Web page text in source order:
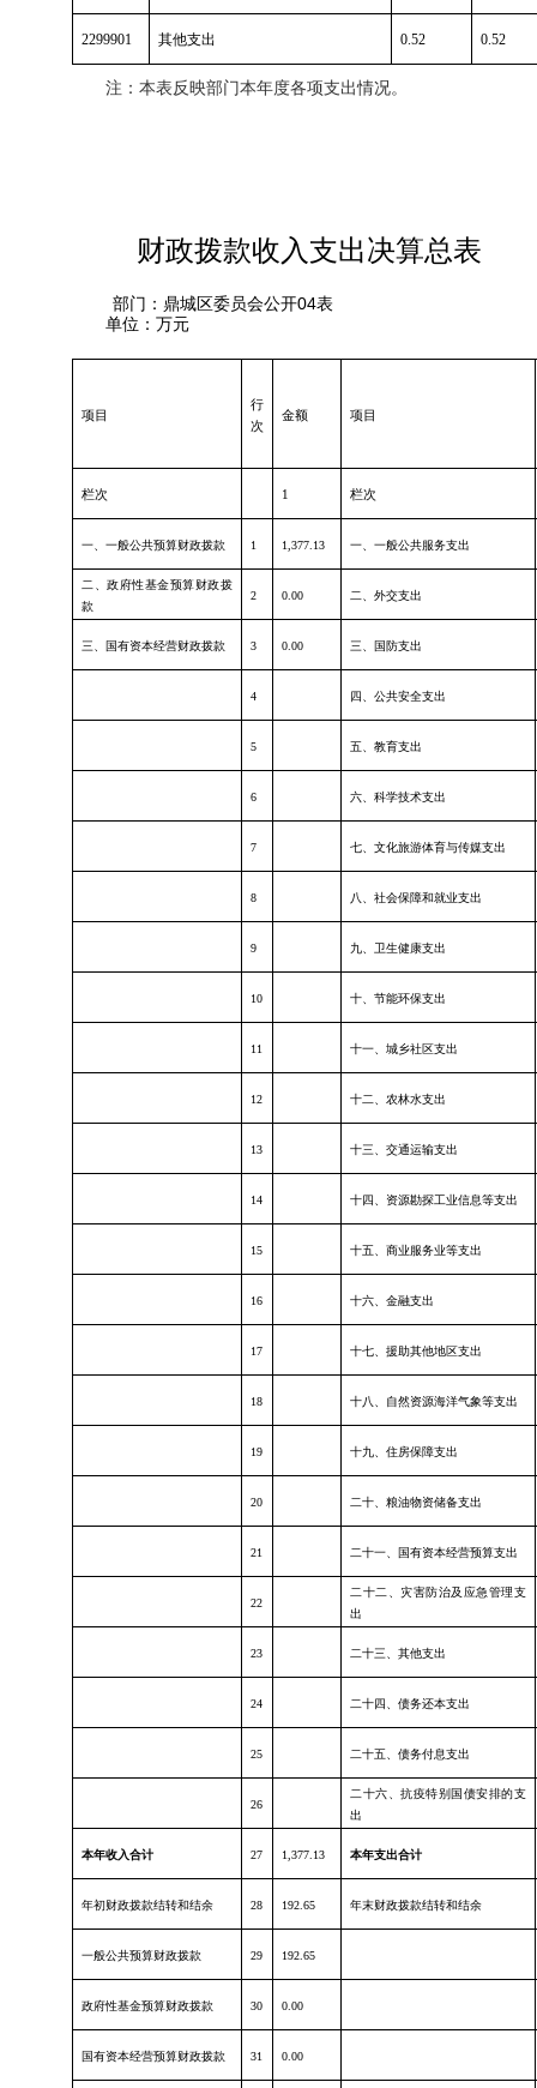
2299901 其他支出 0.52 0.52
注：本表反映部门本年度各项支出情况。
财政拨款收入支出决算总表
部门：鼎城区委员会公开04表
单位：万元
项目
行
次
金额 项目
栏次 1 栏次
一、一般公共预算财政拨款 1 1,377.13 一、一般公共服务支出
二、政府性基金预算财政拨
款
2 0.00 二、外交支出
三、国有资本经营财政拨款 3 0.00 三、国防支出
4 四、公共安全支出
5 五、教育支出
6 六、科学技术支出
7 七、文化旅游体育与传媒支出
8 八、社会保障和就业支出
9 九、卫生健康支出
10 十、节能环保支出
11 十一、城乡社区支出
12 十二、农林水支出
13 十三、交通运输支出
14 十四、资源勘探工业信息等支出
15 十五、商业服务业等支出
16 十六、金融支出
17 十七、援助其他地区支出
18 十八、自然资源海洋气象等支出
19 十九、住房保障支出
20 二十、粮油物资储备支出
21 二十一、国有资本经营预算支出
22
二十二、灾害防治及应急管理支
出
23 二十三、其他支出
24 二十四、债务还本支出
25 二十五、债务付息支出
26
二十六、抗疫特别国债安排的支
出
本年收入合计 27 1,377.13 本年支出合计
年初财政拨款结转和结余 28 192.65 年末财政拨款结转和结余
一般公共预算财政拨款 29 192.65
政府性基金预算财政拨款 30 0.00
国有资本经营预算财政拨款 31 0.00